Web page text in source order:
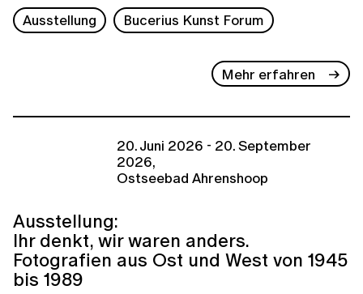
Ausstellung Bucerius Kunst Forum
Mehr erfahren
20. Juni 2026 - 20. September
2026,
Ostseebad Ahrenshoop
Ausstellung:
Ihr denkt, wir waren anders.
Fotografien aus Ost und West von 1945
bis 1989